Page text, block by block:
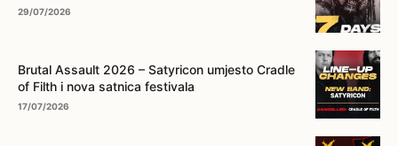
29/07/2026
Brutal Assault 2026 – Satyricon umjesto Cradle
of Filth i nova satnica festivala
17/07/2026